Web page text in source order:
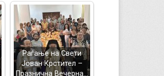
Раѓање на Свети
Јован Крстител –
Празнична Вечерна…